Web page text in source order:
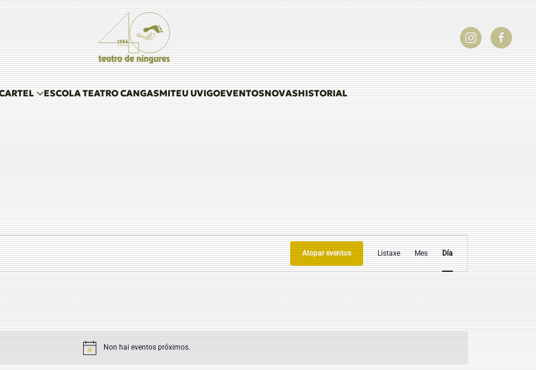
ESCOLA TEATRO CANGASMITEU UVIGOEVENTOSNOVASHISTORIAL
Notice
Non hai eventos próximos.
Atopar eventos
NAVEGACIÓN
DE
Listaxe Mes Día